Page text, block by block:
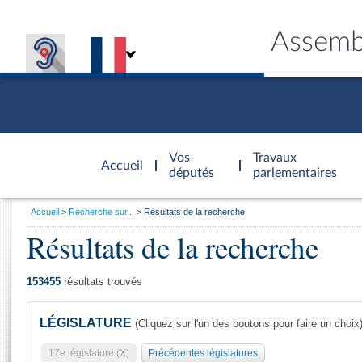
Accueil
d'accueil
Vos
députés
Travaux
parlementaires
Général
Vous
Accueil Recherche sur... Résultats de la recherche
Résultats de la recherche
153455 résultats trouvés
LÉGISLATURE (Cliquez sur l'un des boutons pour faire un choix)
17e législature (X) Précédentes législatures